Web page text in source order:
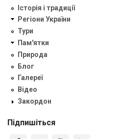
Історія і традиції
Регіони України
Тури
Пам'ятки
Природа
Блог
Галереї
Відео
Закордон
Підпишіться